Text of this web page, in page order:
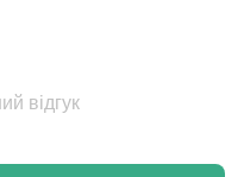
відгук